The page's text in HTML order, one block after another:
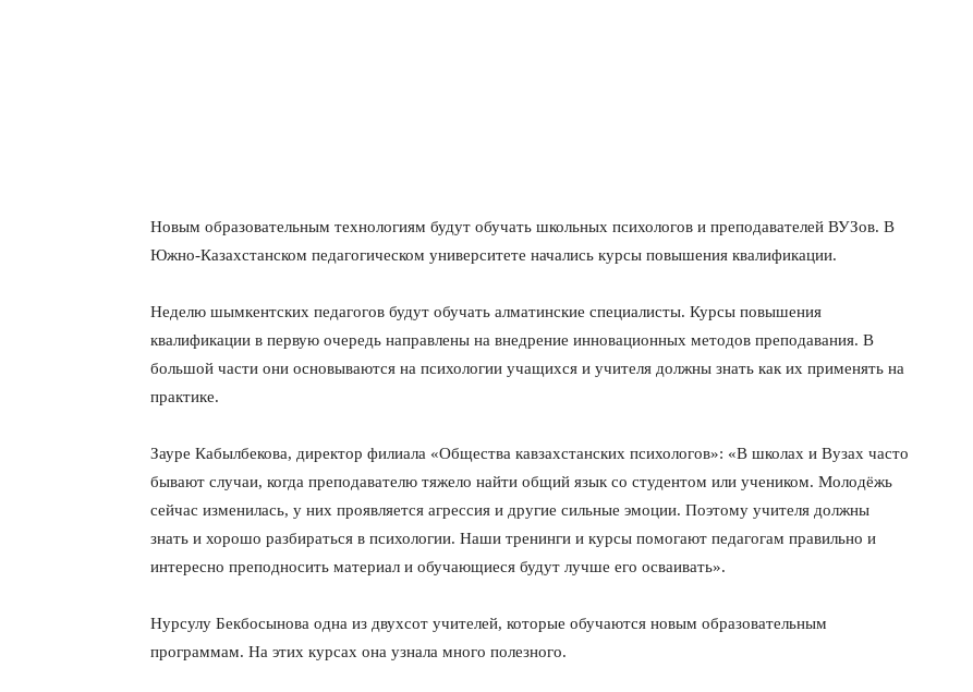
Новым образовательным технологиям будут обучать школьных психологов и преподавателей ВУЗов. В
Южно-Казахстанском педагогическом университете начались курсы повышения квалификации.
Неделю шымкентских педагогов будут обучать алматинские специалисты. Курсы повышения
квалификации в первую очередь направлены на внедрение инновационных методов преподавания. В
большой части они основываются на психологии учащихся и учителя должны знать как их применять на
практике.
Зауре Кабылбекова, директор филиала «Общества кавзахстанских психологов»: «В школах и Вузах часто
бывают случаи, когда преподавателю тяжело найти общий язык со студентом или учеником. Молодёжь
сейчас изменилась, у них проявляется агрессия и другие сильные эмоции. Поэтому учителя должны
знать и хорошо разбираться в психологии. Наши тренинги и курсы помогают педагогам правильно и
интересно преподносить материал и обучающиеся будут лучше его осваивать».
Нурсулу Бекбосынова одна из двухсот учителей, которые обучаются новым образовательным
программам. На этих курсах она узнала много полезного.